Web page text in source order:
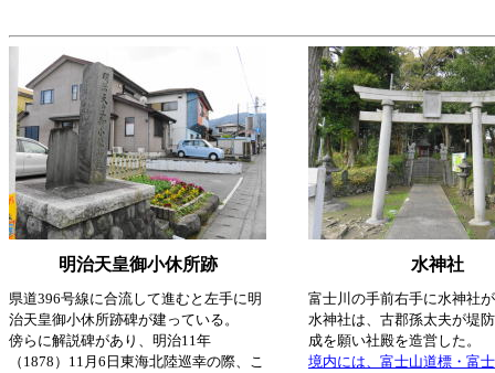
明治天皇御小休所跡 水神社
県道396号線に合流して進むと左手に明
治天皇御小休所跡碑が建っている。
傍らに解説碑があり、明治11年
（1878）11月6日東海北陸巡幸の際、こ
富士川の手前右手に水神社
水神社は、古郡孫太夫が堤
成を願い社殿を造営した。
境内には、富士山道標・富